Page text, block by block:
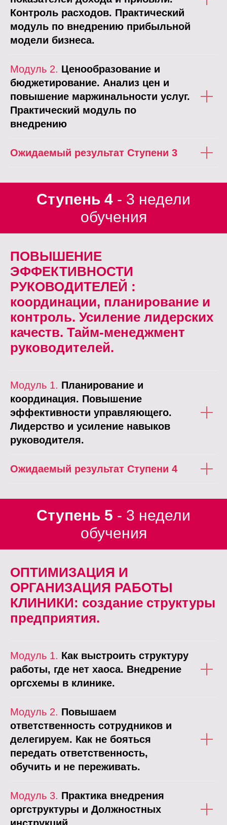
Контроль расходов. Практический
модуль по внедрению прибыльной
модели бизнеса.
Модуль 2. Ценообразование и
бюджетирование. Анализ цен и
повышение маржинальности услуг.
Практический модуль по
внедрению
Ожидаемый результат Ступени 3
Ступень 4 - 3 недели
обучения
ПОВЫШЕНИЕ
ЭФФЕКТИВНОСТИ
РУКОВОДИТЕЛЕЙ :
координации, планирование и
контроль. Усиление лидерских
качеств. Тайм-менеджмент
руководителей.
Модуль 1. Планирование и
координация. Повышение
эффективности управляющего.
Лидерство и усиление навыков
руководителя.
Ожидаемый результат Ступени 4
Ступень 5 - 3 недели
обучения
ОПТИМИЗАЦИЯ И
ОРГАНИЗАЦИЯ РАБОТЫ
КЛИНИКИ: создание структуры
предприятия.
Модуль 1. Как выстроить структуру
работы, где нет хаоса. Внедрение
оргсхемы в клинике.
Модуль 2. Повышаем
ответственность сотрудников и
делегируем. Как не бояться
передать ответственность,
обучить и не переживать.
Модуль 3. Практика внедрения
оргструктуры и Должностных
инструкций.